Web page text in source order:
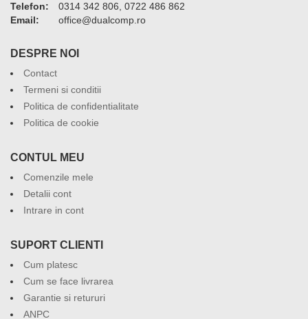
Telefon:
0314 342 806, 0722 486 862
Email:
or.pmoclaud@eciffo
DESPRE NOI
Contact
Termeni si conditii
Politica de confidentialitate
Politica de cookie
CONTUL MEU
Comenzile mele
Detalii cont
Intrare in cont
SUPORT CLIENTI
Cum platesc
Cum se face livrarea
Garantie si retururi
ANPC